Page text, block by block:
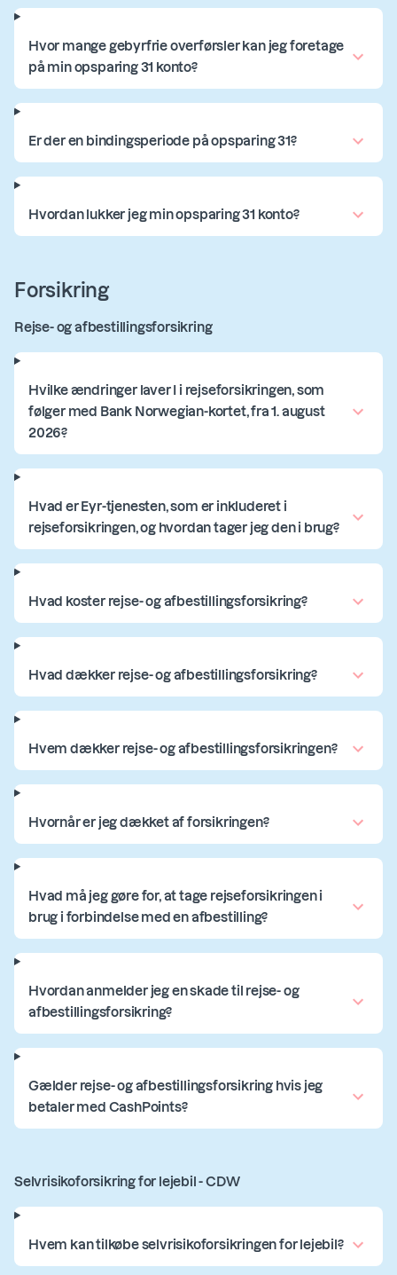
Hvor mange gebyrfrie overførsler kan jeg foretage
på min opsparing 31 konto?
Er der en bindingsperiode på opsparing 31?
Hvordan lukker jeg min opsparing 31 konto?
Forsikring
Rejse- og afbestillingsforsikring
Hvilke ændringer laver I i rejseforsikringen, som
følger med Bank Norwegian-kortet, fra 1. august
2026?
Hvad er Eyr-tjenesten, som er inkluderet i
rejseforsikringen, og hvordan tager jeg den i brug?
Hvad koster rejse- og afbestillingsforsikring?
Hvad dækker rejse- og afbestillingsforsikring?
Hvem dækker rejse- og afbestillingsforsikringen?
Hvornår er jeg dækket af forsikringen?
Hvad må jeg gøre for, at tage rejseforsikringen i
brug i forbindelse med en afbestilling?
Hvordan anmelder jeg en skade til rejse- og
afbestillingsforsikring?
Gælder rejse- og afbestillingsforsikring hvis jeg
betaler med CashPoints?
Selvrisikoforsikring for lejebil - CDW
Hvem kan tilkøbe selvrisikoforsikringen for lejebil?